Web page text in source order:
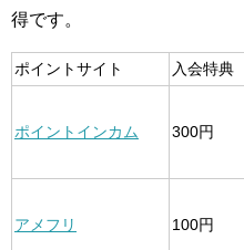
得です。
ポイントサイト 入会特典
ポイントインカム 300円
アメフリ 100円